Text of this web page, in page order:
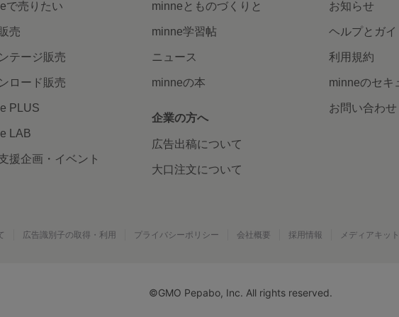
で売りたい
売
テージ販売
ロード販売
PLUS
LAB
援企画・イベント
minneとものづくりと
minne学習帖
ニュース
minneの本
企業の方へ
広告出稿について
大口注文について
お知らせ
ヘルプとガイ
利用規約
minneのセキ
お問い合わせ
広告識別子の取得・利用 プライバシーポリシー 会社概要 採用情報 メディアキット
©GMO Pepabo, Inc. All rights reserved.